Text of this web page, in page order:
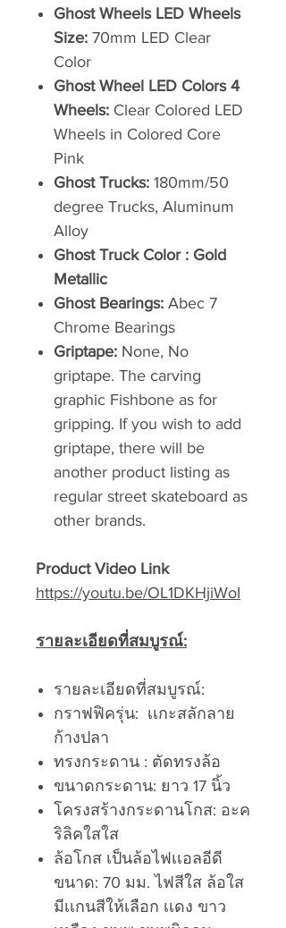
Ghost Wheels LED Wheels
Size: 70mm LED Clear
Color
Ghost Wheel LED Colors 4
Wheels: Clear Colored LED
Wheels in Colored Core
Pink
Ghost Trucks: 180mm/50
degree Trucks, Aluminum
Alloy
Ghost Truck Color : Gold
Metallic
Ghost Bearings: Abec 7
Chrome Bearings
Griptape: None, No
griptape. The carving
graphic Fishbone as for
gripping. If you wish to add
griptape, there will be
another product listing as
regular street skateboard as
other brands.
Product Video Link
https://youtu.be/OL1DKHjiWoI
รายละเอียดที่สมบูรณ์:
รายละเอียดที่สมบูรณ์:
กราฟฟิครุ่น: เเกะสลักลาย
ก้างปลา
ทรงกระดาน : ตัดทรงล้อ
ขนาดกระดาน: ยาว 17 นิ้ว
โครงสร้างกระดานโกส: อะค
ริลิคใสใส
ล้อโกส เป็นล้อไฟเเอลอีดี
ขนาด: 70 มม. ไฟสีใส ล้อใส
มีเเกนสีให้เลือก เเดง ขาว